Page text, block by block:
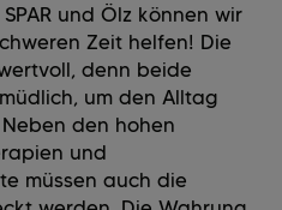
und Ölz können wir
Zeit helfen! Die
denn beide
um den Alltag
den hohen
und
müssen auch die